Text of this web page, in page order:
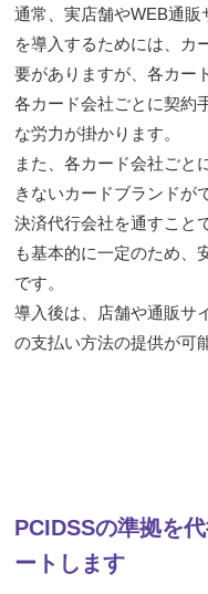
通常、実店舗やWEB通
を導入するためには、カ
要がありますが、各カー
各カード会社ごとに契約
な労力が掛かります。
また、各カード会社ごと
きないカードブランドが
決済代行会社を通すこと
も基本的に一定のため、
です。
導入後は、店舗や通販サ
の支払い方法の提供が可
PCIDSSの準拠を
ートします